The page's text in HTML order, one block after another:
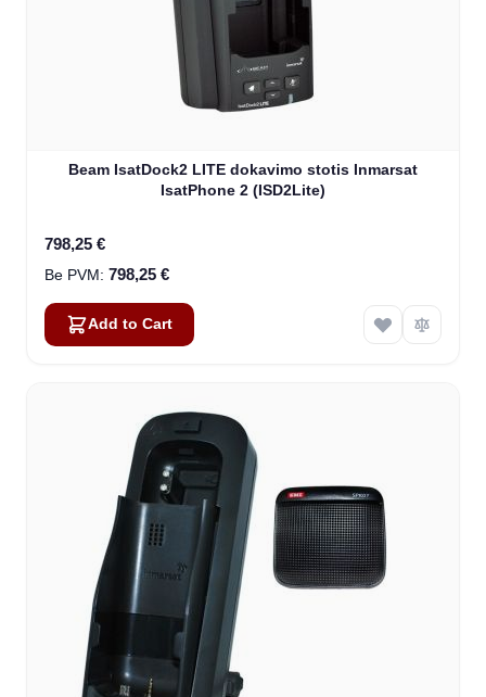
Beam IsatDock2 LITE dokavimo stotis Inmarsat
IsatPhone 2 (ISD2Lite)
798,25 €
798,25 €
Add to Cart